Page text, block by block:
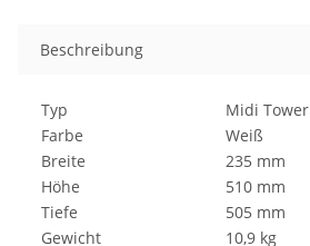
Beschreibung
Typ
Midi Tower
Farbe
Weiß
Breite
235 mm
Höhe
510 mm
Tiefe
505 mm
Gewicht
10,9 kg